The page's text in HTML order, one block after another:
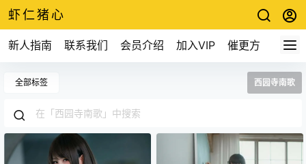
虾仁猪心
新人指南 联系我们 会员介绍 加入VIP 催更方式
全部标签 西园寺南歌